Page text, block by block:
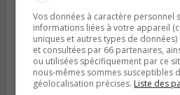
VIEUX-LONGUEUIL
Vos données à caractère personnel
informations liées à votre appareil
uniques et autres types de
et consultées par 66 partenaires,
ou utilisées spécifiquement par ce
nous-mêmes sommes susceptibles
géolocalisation précises. Liste des